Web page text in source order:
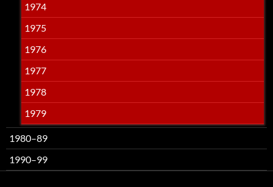
1974
1975
1976
1977
1978
1979
1980–89
1990–99